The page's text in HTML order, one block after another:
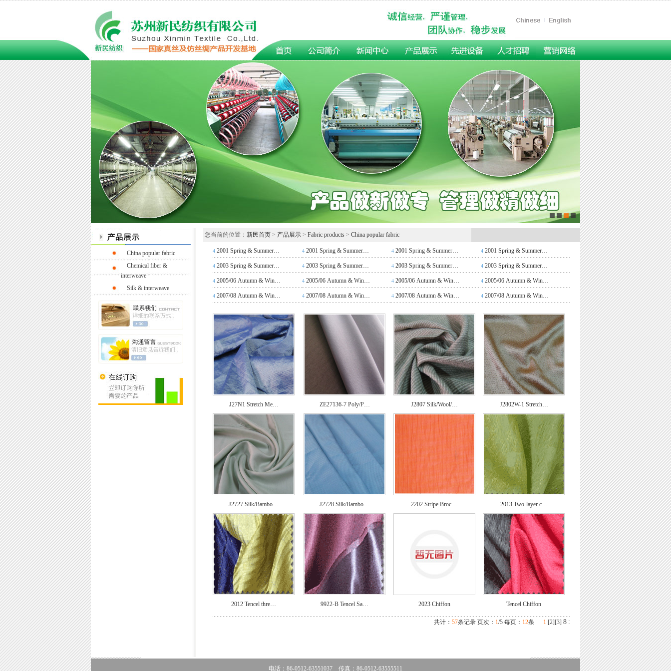
China popular fabric
Chemical fiber &
interweave
Silk & interweave
您当前的位置： 新民首页 > 产品展示 > Fabric products > China popular fabric
4 2001 Spring & Summer… 4 2001 Spring & Summer… 4 2001 Spring & Summer… 4 2001 Spring & Summer…
4 2003 Spring & Summer… 4 2003 Spring & Summer… 4 2003 Spring & Summer… 4 2003 Spring & Summer…
4 2005/06 Autumn & Win… 4 2005/06 Autumn & Win… 4 2005/06 Autumn & Win… 4 2005/06 Autumn & Win…
4 2007/08 Autumn & Win… 4 2007/08 Autumn & Win… 4 2007/08 Autumn & Win… 4 2007/08 Autumn & Win…
J27N1 Stretch Me… ZE27136-7 Poly/P… J2807 Silk/Wool/… J2802W-1 Stretch…
J2727 Silk/Bambo… J2728 Silk/Bambo… 2202 Stripe Broc… 2013 Two-layer c…
2012 Tencel thre… 9922-B Tencel Sa… 2023 Chiffon Tencel Chiffon
共计： 57条记录 页次： 1/5 每页： 12条 1 [2][3] 8 :
电话：86-0512-63551037 传真：86-0512-63555511